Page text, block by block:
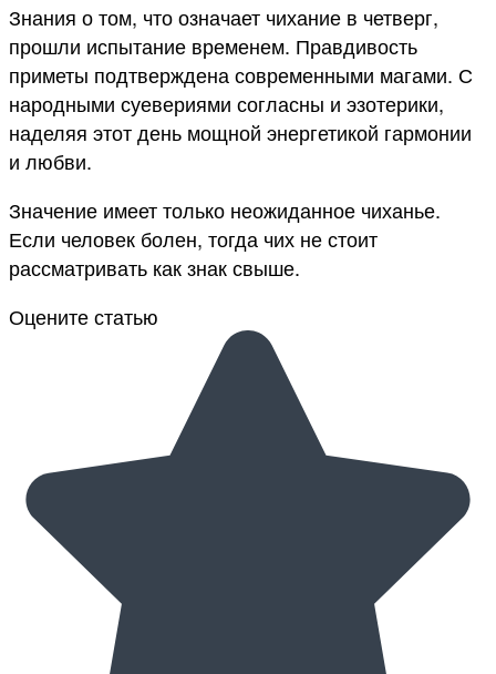
Знания о том, что означает чихание в четверг,
прошли испытание временем. Правдивость
приметы подтверждена современными магами. С
народными суевериями согласны и эзотерики,
наделяя этот день мощной энергетикой гармонии
и любви.
Значение имеет только неожиданное чиханье.
Если человек болен, тогда чих не стоит
рассматривать как знак свыше.
Оцените статью